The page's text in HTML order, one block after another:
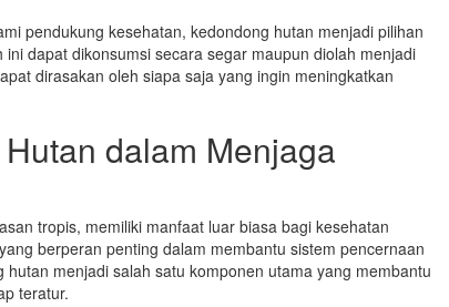
pendukung kesehatan, kedondong hutan menjadi pilihan
dapat dikonsumsi secara segar maupun diolah menjadi
dirasakan oleh siapa saja yang ingin meningkatkan
dalam Menjaga
tropis, memiliki manfaat luar biasa bagi kesehatan
berperan penting dalam membantu sistem pencernaan
menjadi salah satu komponen utama yang membantu
teratur.